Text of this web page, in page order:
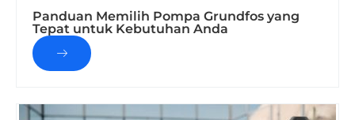
Panduan Memilih Pompa Grundfos yang
Tepat untuk Kebutuhan Anda